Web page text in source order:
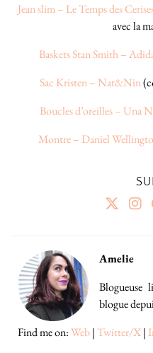
Jean slim – Le Temps des
avec la
Baskets Stan Smith –
Sac Kristen – Nat&Nin
Boucles d’oreilles – Una
Montre – Daniel
Amelie
Blogueuse
blogue
Find me on:Web|Twitter/X|